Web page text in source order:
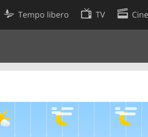
Tempo libero TV
Preferenze cookie